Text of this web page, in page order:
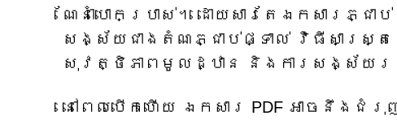
ណែនាំ​បោកប្រាស់។ ដោយសារ​តែ​ឯកសារ​ភ្
សង្ស័យ​ជាង​តំណ​ភ្ជាប់​ផ្ទាល់ វិធីសាស្ត្
សុវត្ថិភាព​មូលដ្ឋាន និង​ការ​សង្ស័យ​រ
នៅពេលបើកហើយ ឯកសារ PDF អាចនឹ